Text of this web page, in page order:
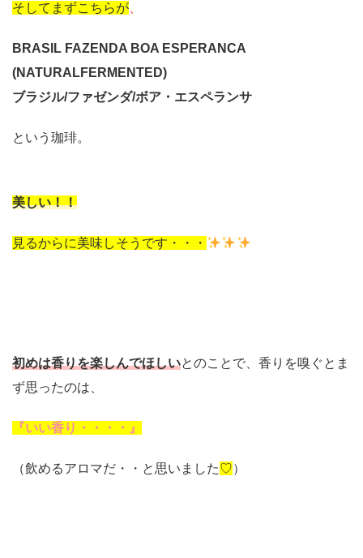
そしてまずこちらが、
BRASIL FAZENDA BOA ESPERANCA
(NATURALFERMENTED)
ブラジル/ファゼンダ/ボア・エスペランサ
という珈琲。
美しい！！
見るからに美味しそうです・・・
初めは香りを楽しんでほしいとのことで、香りを嗅ぐとま
ず思ったのは、
『いい香り・・・・』
（飲めるアロマだ・・と思いました♡）